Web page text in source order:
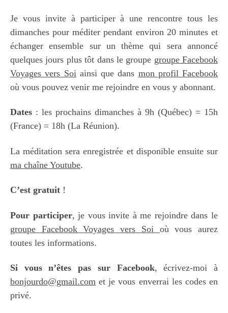
Je vous invite à participer à une rencontre tous les
dimanches pour méditer pendant environ 20 minutes et
échanger ensemble sur un thème qui sera annoncé
quelques jours plus tôt dans le groupe groupe Facebook
Voyages vers Soi ainsi que dans mon profil Facebook
où vous pouvez venir me rejoindre en vous y abonnant.
Dates : les prochains dimanches à 9h (Québec) = 15h
(France) = 18h (La Réunion).
La méditation sera enregistrée et disponible ensuite sur
ma chaîne Youtube.
C’est gratuit !
Pour participer, je vous invite à me rejoindre dans le
groupe Facebook Voyages vers Soi où vous aurez
toutes les informations.
Si vous n’êtes pas sur Facebook, écrivez-moi à
bonjourdo@gmail.com et je vous enverrai les codes en
privé.